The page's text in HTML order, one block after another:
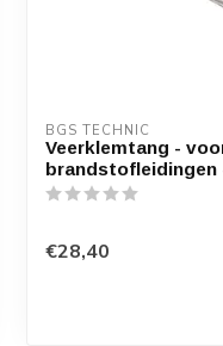
BGS TECHNIC
Veerklemtang -
brandstofleidingen
€28,40